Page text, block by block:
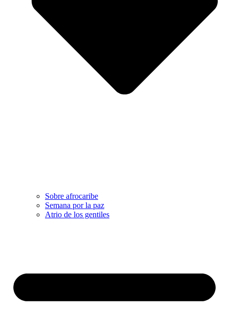
Sobre afrocaribe
Semana por la paz
Atrio de los gentiles